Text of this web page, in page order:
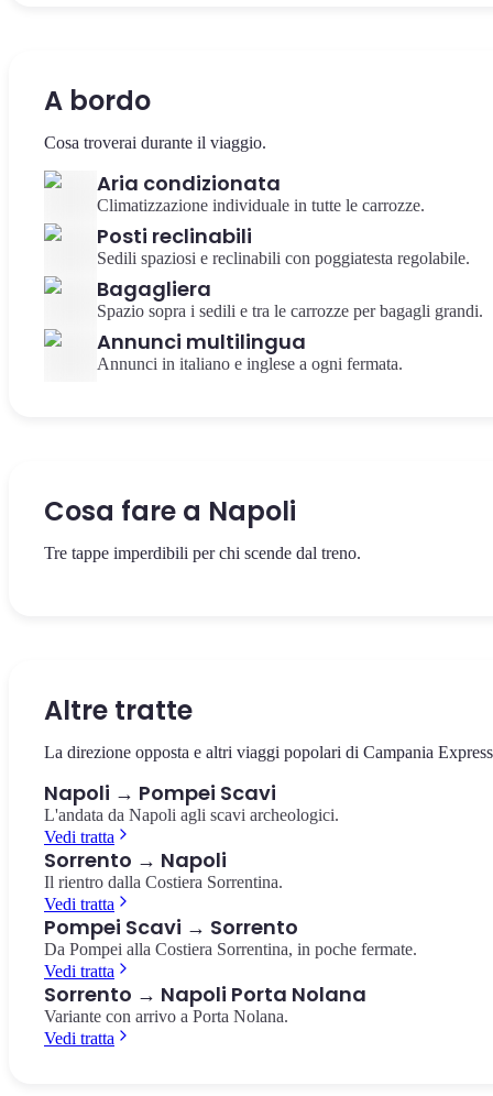
A bordo
Cosa troverai durante il viaggio.
Aria condizionata
Climatizzazione individuale in tutte le carrozze.
Posti reclinabili
Sedili spaziosi e reclinabili con poggiatesta regolabile.
Bagagliera
Spazio sopra i sedili e tra le carrozze per bagagli grandi.
Annunci multilingua
Annunci in italiano e inglese a ogni fermata.
Cosa fare a Napoli
Tre tappe imperdibili per chi scende dal treno.
Altre tratte
La direzione opposta e altri viaggi popolari di Campania
Napoli → Pompei Scavi
L'andata da Napoli agli scavi archeologici.
Vedi tratta
Sorrento → Napoli
Il rientro dalla Costiera Sorrentina.
Vedi tratta
Pompei Scavi → Sorrento
Da Pompei alla Costiera Sorrentina, in poche fermate.
Vedi tratta
Sorrento → Napoli Porta Nolana
Variante con arrivo a Porta Nolana.
Vedi tratta